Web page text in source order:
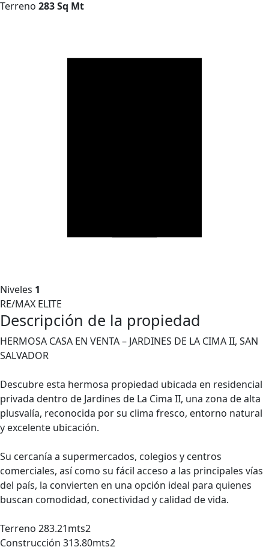
Terreno 283 Sq Mt
Niveles 1
RE/MAX ELITE
Descripción de la propiedad
HERMOSA CASA EN VENTA – JARDINES DE LA CIMA II, SAN
SALVADOR
Descubre esta hermosa propiedad ubicada en residencial
privada dentro de Jardines de La Cima II, una zona de alta
plusvalía, reconocida por su clima fresco, entorno natural
y excelente ubicación.
Su cercanía a supermercados, colegios y centros
comerciales, así como su fácil acceso a las principales vías
del país, la convierten en una opción ideal para quienes
buscan comodidad, conectividad y calidad de vida.
Terreno 283.21mts2
Construcción 313.80mts2